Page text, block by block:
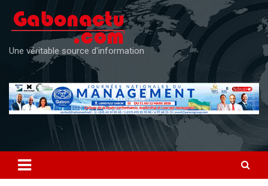
content
Une véritable source d'information